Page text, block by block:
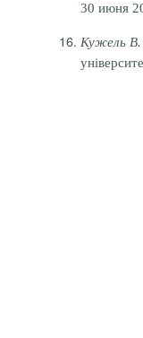
30 июня
Кужель